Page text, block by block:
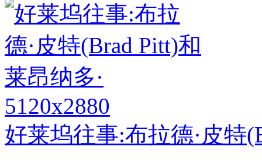
5120x2880
好莱坞往事:布拉德·皮特